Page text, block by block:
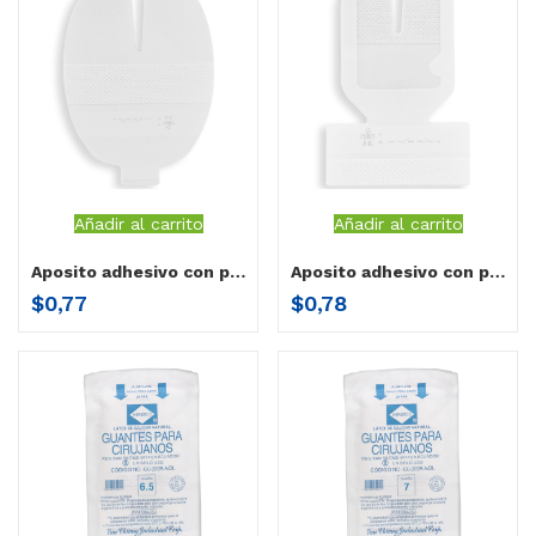
Añadir al carrito
Aposito adhesivo con puerto Herenco (8.5 x 10.5 cm) por unidad
$0,77
Añadir al carrito
Aposito adhesivo con puerto neonatal (5cm x 5.7 cm) por unidad
$0,78